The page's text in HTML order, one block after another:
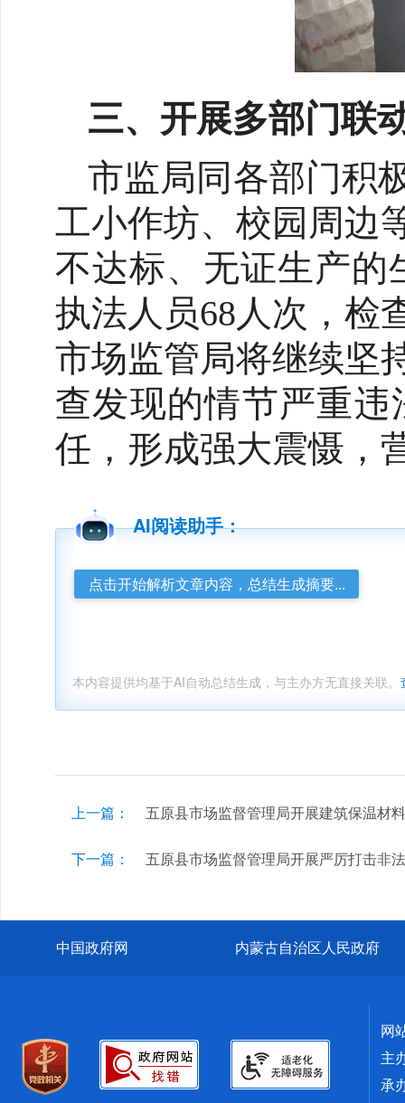
三、开展多部门联
市监局同各部门积
工小作坊、校园周边
不达标、无证生产的
执法人员68人次，检
市场监管局将继续坚
查发现的情节严重
任，形成强大震慑，
AI阅读助手：
点击开始解析文章内容，总结生成摘要...
本内容提供均基于AI自动总结生成，与主办方无直接关联。
上一篇： 五原县市场监督管理局开展建筑保温材
下一篇： 五原县市场监督管理局开展严厉打击非
中国政府网 内蒙古自治区人民政府
网
主
承